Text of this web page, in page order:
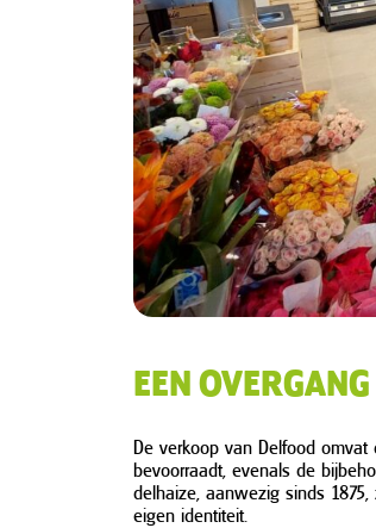
EEN
De verkoop van Delfood
bevoorraadt, evenals de
delhaize, aanwezig sinds
eigen identiteit.